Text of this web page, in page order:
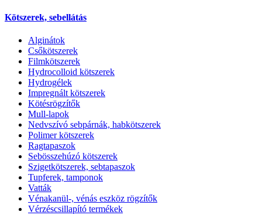
Kötszerek, sebellátás
Alginátok
Csőkötszerek
Filmkötszerek
Hydrocolloid kötszerek
Hydrogélek
Impregnált kötszerek
Kötésrögzítők
Mull-lapok
Nedvszívó sebpárnák, habkötszerek
Polimer kötszerek
Ragtapaszok
Sebösszehúzó kötszerek
Szigetkötszerek, sebtapaszok
Tupferek, tamponok
Vatták
Vénakanül-, vénás eszköz rögzítők
Vérzéscsillapító termékek